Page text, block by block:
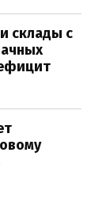
склады с